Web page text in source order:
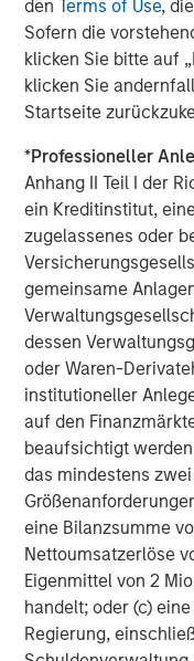
den Terms of Use,
Sofern die
klicken Sie bitte auf
klicken Sie
Startseite
*Professioneller
Anhang II Teil I der
ein Kreditinstitut,
zugelassenes oder
gemeinsame
dessen
oder Waren-
institutioneller
auf den
beaufsichtigt
das mindestens
eine Bilanzsumme
Nettoumsatzerlöse
Eigenmittel von 2
handelt; oder (c)
Regierung,
with massive
other parts of the
“We believe
promises to
storage landscape.
company’s
with seamless
cloud and corporate
managing principal
Expansion Capital.
combination of rapid
market momentum
About Cohesity
Cohesity makes your
secondary storage
scale data platform
clouds. Enterprise
streamlining their
converge file and
analytic functions to
counts many Global
agencies among its